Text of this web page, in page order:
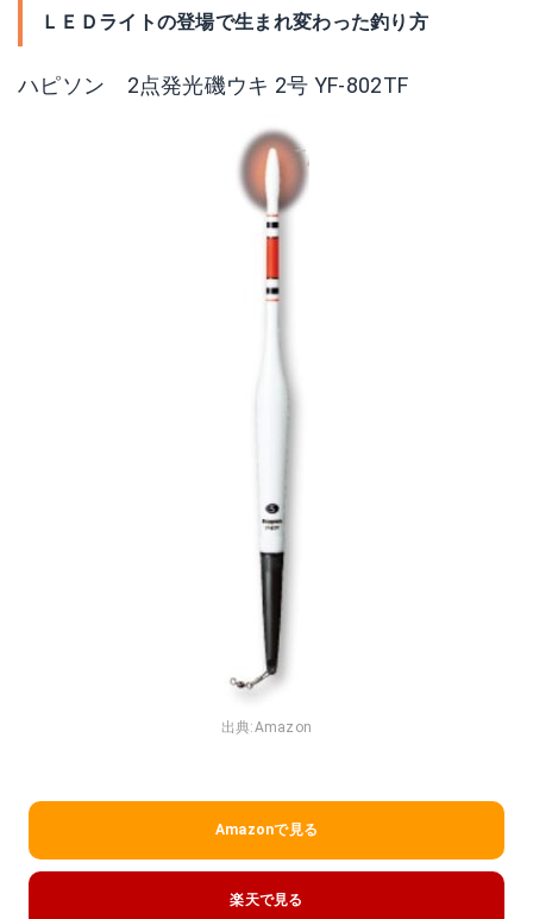
ＬＥＤライトの登場で生まれ変わった釣り方
ハピソン 2点発光磯ウキ 2号 YF-802TF
出典:Amazon
Amazonで見る
楽天で見る